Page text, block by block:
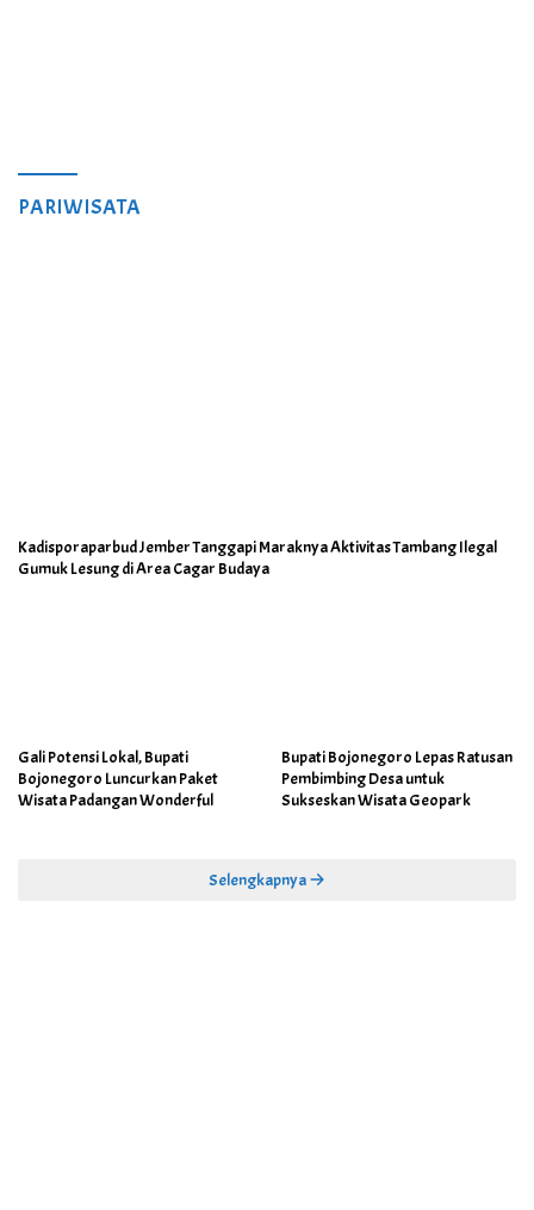
PARIWISATA
Kadisporaparbud Jember Tanggapi Maraknya Aktivitas Tambang Ilegal
Gumuk Lesung di Area Cagar Budaya
Gali Potensi Lokal, Bupati
Bojonegoro Luncurkan Paket
Wisata Padangan Wonderful
Bupati Bojonegoro Lepas Ratusan
Pembimbing Desa untuk
Sukseskan Wisata Geopark
Selengkapnya